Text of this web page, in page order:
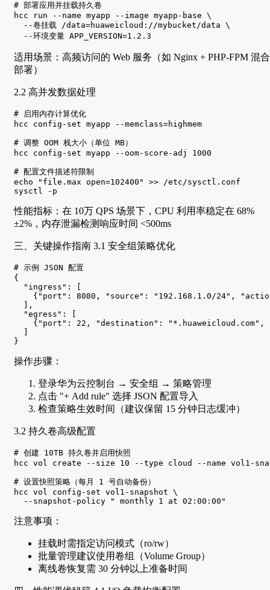
# 部署应用并挂载持久卷
hcc run --name myapp --image myapp-base \
  --卷挂载 /data=huaweicloud://mybucket/data \
  --环境变量 APP_VERSION=1.2.3
适用场景：高频访问的 Web 服务（如 Nginx + PHP-FPM 混合
部署）
2.2 高并发数据处理
# 启用内存计算优化
hcc config-set myapp --memclass=highmem
# 调整 OOM 栈大小（单位 MB）
hcc config-set myapp --oom-score-adj 1000
# 配置文件描述符限制
echo "file.max open=102400" >> /etc/sysctl.conf
sysctl -p
性能指标：在 10万 QPS 场景下，CPU 利用率稳定在 68%
±2%，内存泄漏检测响应时间 <500ms
三、关键操作指南 3.1 安全组策略优化
# 示例 JSON 配置
{
  "ingress": [
{"port": 8080, "source": "192.168.1.0/24",
  ],
  "egress": [
{"port": 22, "destination": "*.huaweicloud.com",
}
操作步骤：
登录华为云控制台 → 安全组 → 策略管理
点击 "+ Add rule" 选择 JSON 配置导入
检查策略生效时间（建议保留 15 分钟日志缓冲）
3.2 持久卷高级配置
# 创建 10TB 持久卷并启用快照
hcc vol create --size 10 --type cloud --name vol1-
# 设置快照策略（每月 1 号自动备份）
hcc vol config-set vol1-snapshot \
  --snapshot-policy " monthly 1 at 02:00:00"
注意事项：
挂载时需指定访问模式（ro/rw）
批量管理建议使用卷组（Volume Group）
离线卷恢复需 30 分钟以上准备时间